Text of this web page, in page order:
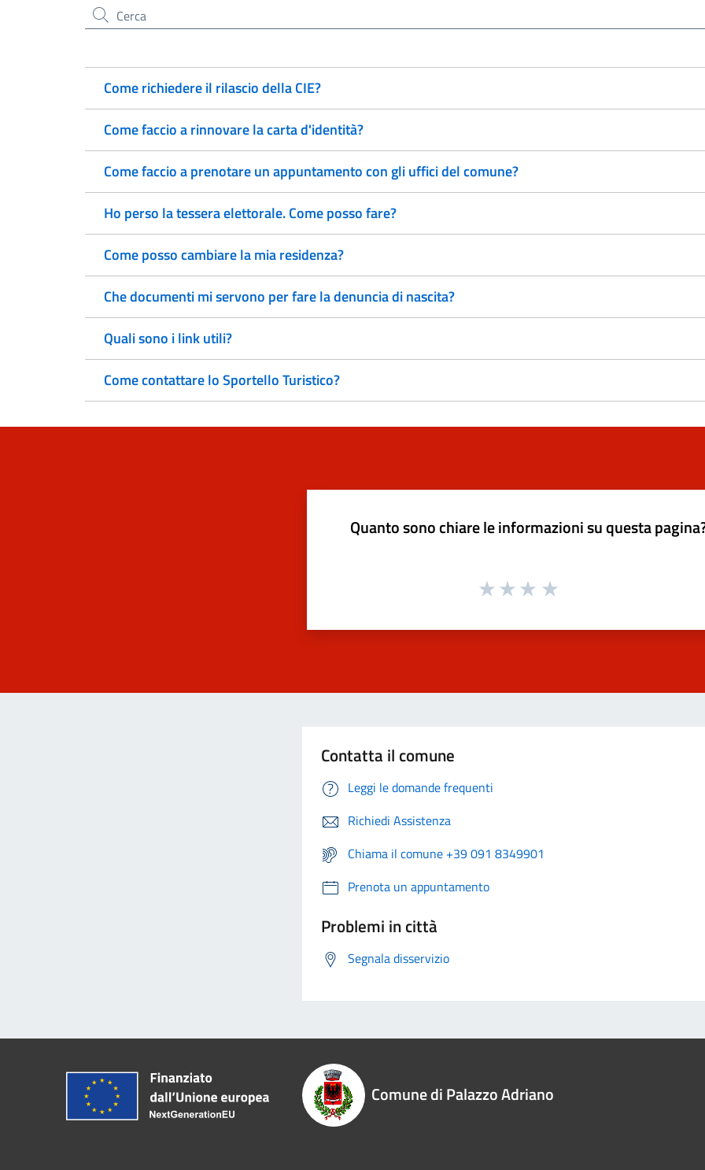
Cerca nel sito
Come richiedere il rilascio della CIE?
Come faccio a rinnovare la carta d'identità?
Come faccio a prenotare un appuntamento con gli uffici del comune?
Ho perso la tessera elettorale. Come posso fare?
Come posso cambiare la mia residenza?
Che documenti mi servono per fare la denuncia di nascita?
Quali sono i link utili?
Come contattare lo Sportello Turistico?
Quanto sono chiare le informazioni su questa
Contatta il comune
Leggi le domande frequenti
Richiedi Assistenza
Chiama il comune +39 091 8349901
Prenota un appuntamento
Problemi in città
Segnala disservizio
Comune di Palazzo Adriano